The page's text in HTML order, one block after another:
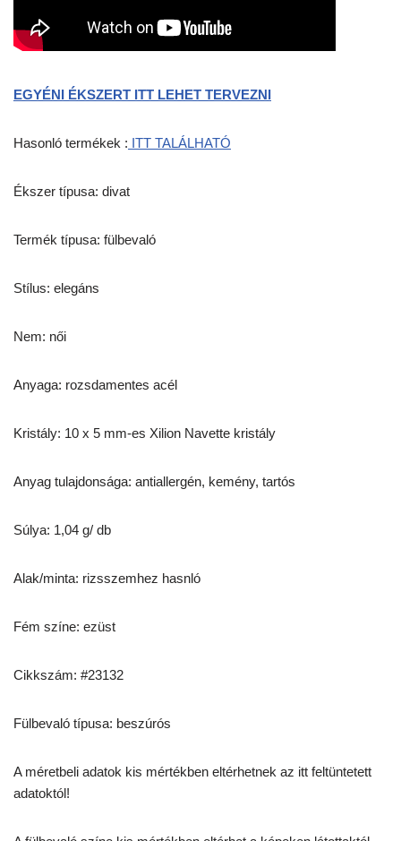
EGYÉNI ÉKSZERT ITT LEHET TERVEZNI
Hasonló termékek : ITT TALÁLHATÓ
Ékszer típusa: divat
Termék típusa: fülbevaló
Stílus: elegáns
Nem: női
Anyaga: rozsdamentes acél
Kristály: 10 x 5 mm-es Xilion Navette kristály
Anyag tulajdonsága: antiallergén, kemény, tartós
Súlya: 1,04 g/ db
Alak/minta: rizsszemhez hasnló
Fém színe: ezüst
Cikkszám: #23132
Fülbevaló típusa: beszúrós
A méretbeli adatok kis mértékben eltérhetnek az itt feltüntetett
adatoktól!